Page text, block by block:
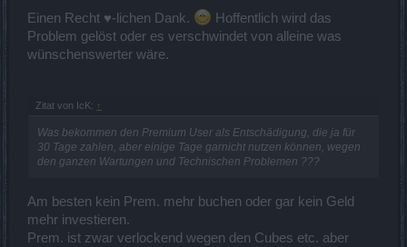
Einen Recht ♥-lichen Dank.
Hoffentlich wird das
Problem gelöst oder es verschwindet von alleine was
wünschenswerter wäre.
Zitat von IcK: ↑
Was bekommen den Premium User als Entschädigung, die ja für
30 Tage zahlen, aber einige Tage garnicht nutzen können, wegen
den ganzen Wartungen und Technischen Problemen ???
Am besten kein Prem. mehr buchen oder gar kein Geld
mehr investieren.
Prem. ist zwar verlockend wegen den Cubes etc. aber